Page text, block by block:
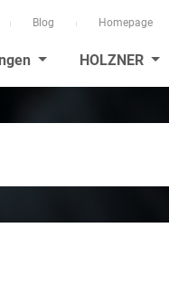
Blog Homepage
HOLZNER